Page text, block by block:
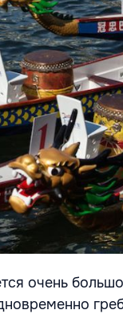
очень